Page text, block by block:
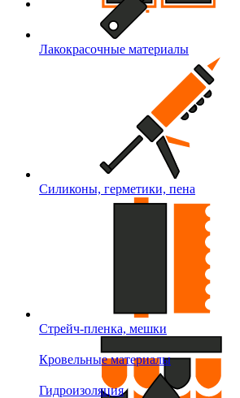
Лакокрасочные материалы
Силиконы, герметики, пена
Стрейч-пленка, мешки
Кровельные материалы
Гидроизоляция